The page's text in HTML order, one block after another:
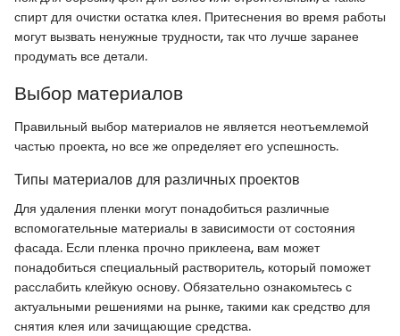
спирт для очистки остатка клея. Притеснения во время работы
могут вызвать ненужные трудности, так что лучше заранее
продумать все детали.
Выбор материалов
Правильный выбор материалов не является неотъемлемой
частью проекта, но все же определяет его успешность.
Типы материалов для различных проектов
Для удаления пленки могут понадобиться различные
вспомогательные материалы в зависимости от состояния
фасада. Если пленка прочно приклеена, вам может
понадобиться специальный растворитель, который поможет
расслабить клейкую основу. Обязательно ознакомьтесь с
актуальными решениями на рынке, такими как средство для
снятия клея или зачищающие средства.